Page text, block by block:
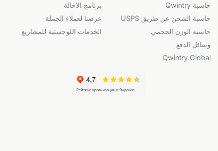
حاسبة Qwintry
حاسبة الشحن عن طريق USPS
حاسبة الوزن الحجمي
وسائل الدفع
Qwintry.Global
برنامج الاحالة
عرضنا لعملاء الجملة
الخدمات اللوجستية للمشاريع